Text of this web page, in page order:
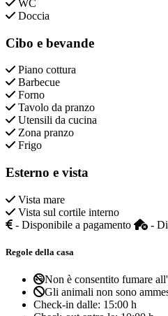
WC
Doccia
Cibo e bevande
Piano cottura
Barbecue
Forno
Tavolo da pranzo
Utensili da cucina
Zona pranzo
Frigo
Esterno e vista
Vista mare
Vista sul cortile interno
- Disponibile a pagamento
-
Regole della casa
Non è consentito fumare
Gli animali non sono
Check-in dalle: 15:00 h